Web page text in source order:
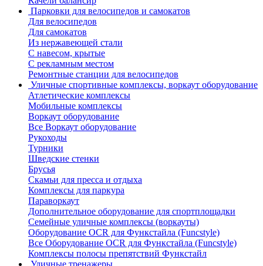
Парковки для велосипедов и самокатов
Для велосипедов
Для самокатов
Из нержавеющей стали
С навесом, крытые
С рекламным местом
Ремонтные станции для велосипедов
Уличные спортивные комплексы, воркаут оборудование
Атлетические комплексы
Мобильные комплексы
Воркаут оборудование
Все Воркаут оборудование
Рукоходы
Турники
Шведские стенки
Брусья
Скамьи для пресса и отдыха
Комплексы для паркура
Параворкаут
Дополнительное оборудование для спортплощадки
Семейные уличные комплексы (воркауты)
Оборудование OCR для Функстайла (Funcstyle)
Все Оборудование OCR для Функстайла (Funcstyle)
Комплексы полосы препятствий Функстайл
Уличные тренажеры